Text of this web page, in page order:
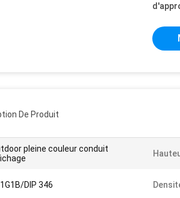
De Produit
pleine couleur conduit
DIP 346